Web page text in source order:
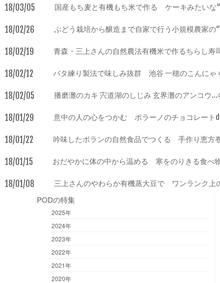
18/03/05 国産もち麦と有機もち米で作る ケーキみたいな
18/02/26 ぶどう栽培から醸造まで自家で行う小規模農家
18/02/19 青森・三上さんの自然農法有機米で作るちらし
18/02/12 バタ練り製法で味しみ抜群 池谷 一穂のこんにゃ
18/02/05 播磨灘のカキ 宍道湖のしじみ 玄界灘のアンコウ
18/01/29 意中の人の心をつかむ ポラーノのチョコレート
18/01/22 吟味したポランの自然食品でつくる 手作り恵方
18/01/15 おだやかに体の中から温める 寒をのりきる食べ
18/01/08 三上さんのやわらか有機蒸大豆で ワンランク上
PODの特集
2025年
2024年
2023年
2022年
2021年
2020年